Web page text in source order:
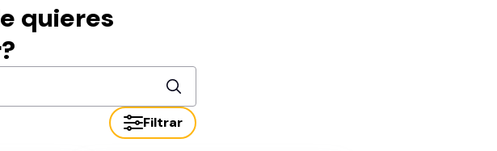
quieres
Filtrar